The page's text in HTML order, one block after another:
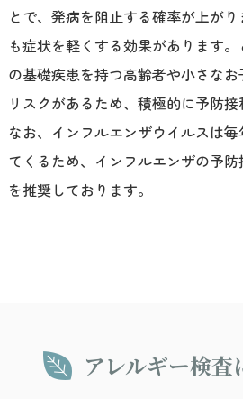
とで、発病を阻止する確率が上が
も症状を軽くする効果があります
の基礎疾患を持つ高齢者や小さな
リスクがあるため、積極的に予防接
なお、インフルエンザウイルスは
てくるため、インフルエンザの予
を推奨しております。
アレルギー検査